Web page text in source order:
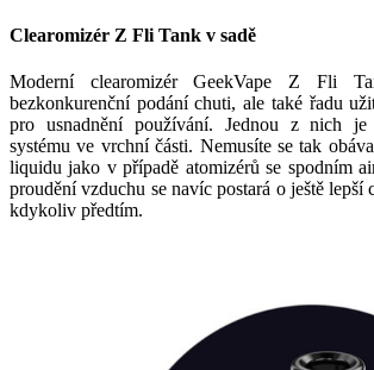
Clearomizér Z Fli Tank v sadě
Moderní clearomizér GeekVape Z Fli
bezkonkurenční podání chuti, ale také řadu
pro usnadnění používání. Jednou z nich
systému ve vrchní části. Nemusíte se tak
liquidu jako v případě atomizérů se spodním
proudění vzduchu se navíc postará o ještě lepší
kdykoliv předtím.